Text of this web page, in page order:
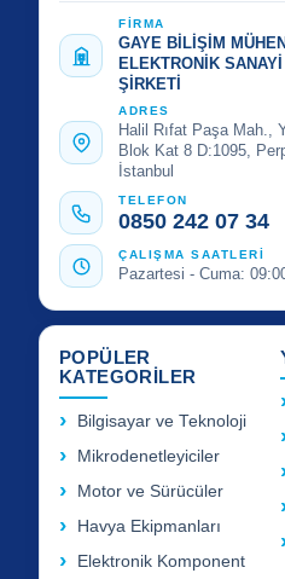
FİRMA
GAYE BİLİŞİM
ELEKTRONİK
ŞİRKETİ
ADRES
Halil Rıfat Paşa Mah.,
Blok Kat 8 D:1095,
İstanbul
TELEFON
0850 242 07 34
ÇALIŞMA SAATLERİ
Pazartesi - Cuma:
POPÜLER
KATEGORİLER
Bilgisayar ve Teknoloji
Mikrodenetleyiciler
Motor ve Sürücüler
Havya Ekipmanları
Elektronik Komponent